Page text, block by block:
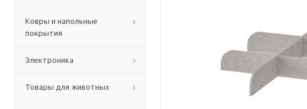
Ковры и напольные
покрытия
Электроника
Товары для животных